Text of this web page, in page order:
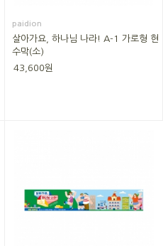
paidion
살아가요, 하나님 나라! A-1 가로형 현
수막(소)
43,600원